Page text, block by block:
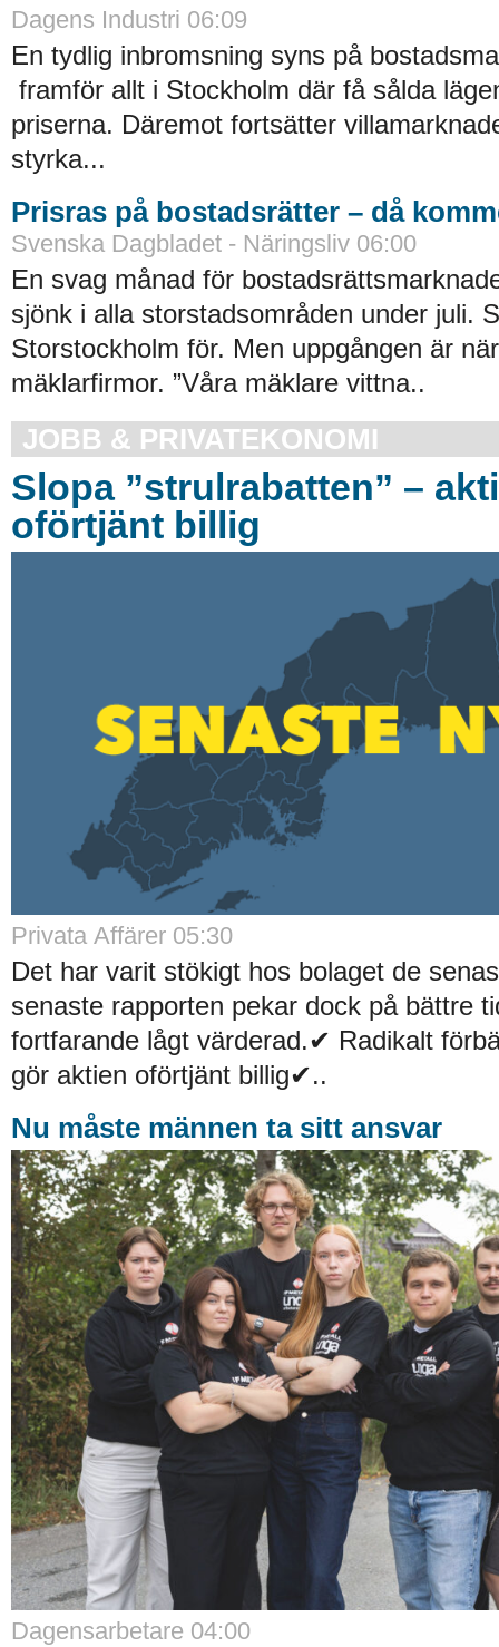
Dagens Industri 06:09
En tydlig inbromsning syns på
framför allt i Stockholm där få sålda
priserna. Däremot fortsätter
styrka...
Prisras på bostadsrätter – då
Svenska Dagbladet - Näringsliv 06:00
En svag månad för
sjönk i alla storstadsområden under juli.
Storstockholm för. Men uppgången är
mäklarfirmor. ”Våra mäklare vittna..
JOBB & PRIVATEKONOMI
Slopa ”strulrabatten” –
oförtjänt billig
Privata Affärer 05:30
Det har varit stökigt hos bolaget de
senaste rapporten pekar dock på bättre
fortfarande lågt värderad.✔ Radikalt
gör aktien oförtjänt billig✔..
Nu måste männen ta sitt ansvar
Dagensarbetare 04:00